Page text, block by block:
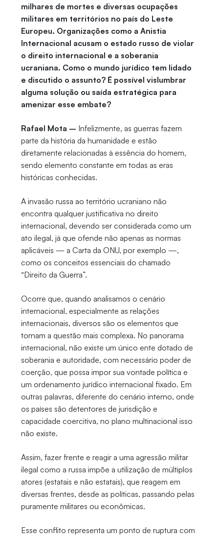
milhares de mortes e diversas ocupações
militares em territórios no país do Leste
Europeu. Organizações como a Anistia
Internacional acusam o estado russo de violar
o direito internacional e a soberania
ucraniana. Como o mundo jurídico tem lidado
e discutido o assunto? É possível vislumbrar
alguma solução ou saída estratégica para
amenizar esse embate?
Rafael Mota – Infelizmente, as guerras fazem
parte da história da humanidade e estão
diretamente relacionadas à essência do homem,
sendo elemento constante em todas as eras
históricas conhecidas.
A invasão russa ao território ucraniano não
encontra qualquer justificativa no direito
internacional, devendo ser considerada como um
ato ilegal, já que ofende não apenas as normas
aplicáveis — a Carta da ONU, por exemplo —,
como os conceitos essenciais do chamado
“Direito da Guerra”.
Ocorre que, quando analisamos o cenário
internacional, especialmente as relações
internacionais, diversos são os elementos que
tornam a questão mais complexa. No panorama
internacional, não existe um único ente dotado de
soberania e autoridade, com necessário poder de
coerção, que possa impor sua vontade política e
um ordenamento jurídico internacional fixado. Em
outras palavras, diferente do cenário interno, onde
os países são detentores de jurisdição e
capacidade coercitiva, no plano multinacional isso
não existe.
Assim, fazer frente e reagir a uma agressão militar
ilegal como a russa impõe a utilização de múltiplos
atores (estatais e não estatais), que reagem em
diversas frentes, desde as políticas, passando pelas
puramente militares ou econômicas.
Esse conflito representa um ponto de ruptura com